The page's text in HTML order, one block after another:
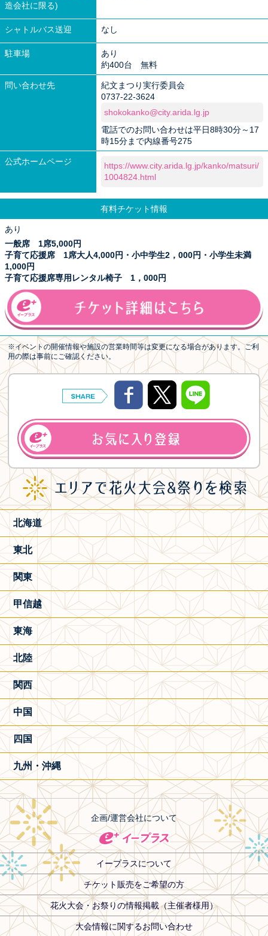
造会社に限る)
シャトルバス送迎 なし
駐車場
あり
約400台 無料
問い合わせ先
紀文まつり実行委員会
0737-22-3624
shokokanko@city.arida.lg.jp
電話でのお問い合わせは平日8時30分～17
時15分まで内線番号275
公式ホームページ
https://www.city.arida.lg.jp/kanko/matsuri/
1004824.html
有料チケット情報
あり
一般席 1席5,000円
子育て応援席 1席大人4,000円・小中学生2，000円・小学生未満
1,000円
子育て応援席専用レンタル椅子 1，000円
※イベントの開催情報や施設の営業時間等は変更になる場合があります。ご利
用の際は事前にご確認ください。
北海道
東北
関東
甲信越
東海
北陸
関西
中国
四国
九州・沖縄
企画/運営会社について
イープラスについて
チケット販売をご希望の方
花火大会・お祭りの情報掲載（主催者様用）
大会情報に関するお問い合わせ